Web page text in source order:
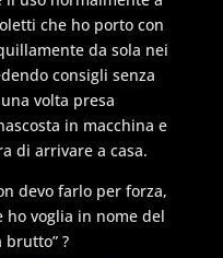
che ho porto con
da sola nei
consigli senza
volta presa
in macchina e
di arrivare a casa.
devo farlo per forza,
ho voglia in nome del
brutto” ?